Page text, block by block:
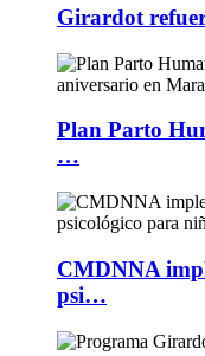
Girardot
Plan Parto
…
CMDNNA
psi…